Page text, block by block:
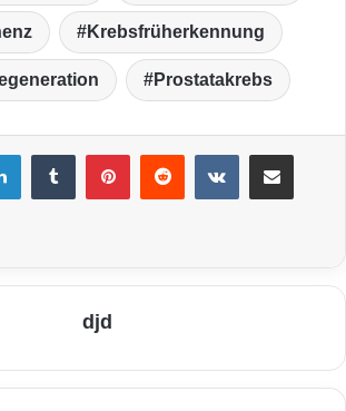
Krebsfrüherkennung
Prostatakrebs
LinkedIn VKontakte
djd